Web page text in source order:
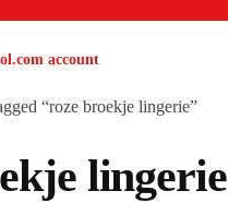
account
“roze broekje lingerie”
lingerie